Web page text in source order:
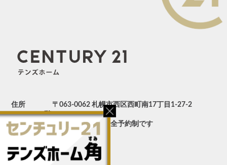
住所
〒063-0062 札幌市西区西町南17丁目1-27-2
階
定休日
不定休 土日祝は完全予約制です
営業時間
10:00～18:00
0120-540-517
TEL
011-688-8218
FAX
011-688-8219